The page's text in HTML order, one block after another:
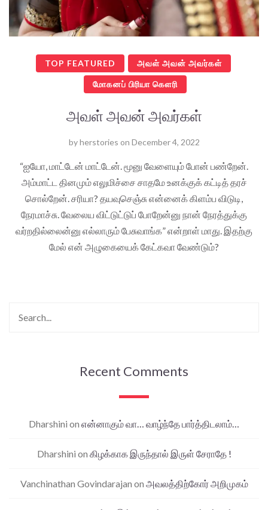
TOP FEATURED அவள் அவன் அவர்கள்
மோகனப் பிரியா கௌரி
அவள் அவன் அவர்கள்
byherstories on December 4, 2022
“ஐயோ, மாட்டேன் மாட்டேன். மூனு வேளையும் போன் பண்றேன்.
அம்மாட்ட தினமும் எலுமிச்சை சாதமே உனக்குக் கட்டித் தரச்
சொல்றேன். சரியா? தயவுசெஞ்சு என்னைக் கிளம்ப விடுடி,
நேரமாச்சு. வேலைய விட்டுட்டுப் போறேன்னு நான் நேரத்துக்கு
வர்றதில்லைன்னு எல்லாரும் பேசுவாங்க” என்றாள் மாது. இதற்கு
மேல் என் அழுகையைக் கேட்கவா வேண்டும்?
Recent Comments
Dharshini on என்னாகும் வா… வாழ்ந்தே பார்த்திடலாம்…
Dharshini on கிழக்காக இருந்தால் இருள் சேராதே !
Vanchinathan Govindarajan on அவலத்திற்கோர் அறிமுகம்